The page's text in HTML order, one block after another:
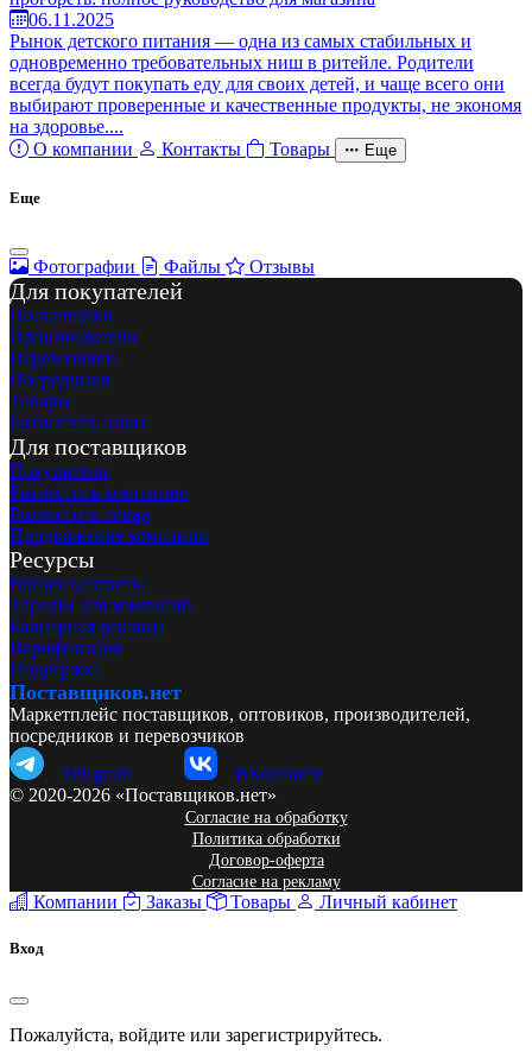
06.11.2025
Рынок детского питания — одна из самых стабильных и
одновременно требовательных ниш в ритейле. Родители
всегда будут покупать еду для своих детей, и чаще всего они
выбирают проверенные и качественные продукты, не экономя
на здоровье....
О компании
Контакты Товары Еще
Еще
Фотографии Файлы Отзывы
Для покупателей
Поставщики
Производители
Перевозчики
Посредники
Товары
Разместить заказ
Для поставщиков
Покупатели
Разместить компанию
Разместить товар
Продвижение компании
Ресурсы
Вопросы/ответы
Тарифы для компаний
Баннерная реклама
Верификация
Поддержка
Поставщиков.нет
Маркетплейс поставщиков, оптовиков, производителей,
посредников и перевозчиков
Telegram
ВКонтакте
© 2020-2026 «Поставщиков.нет»
Согласие на обработку
Политика обработки
Договор-оферта
Согласие на рекламу
Компании Заказы Товары Личный кабинет
Вход
Пожалуйста, войдите или зарегистрируйтесь.